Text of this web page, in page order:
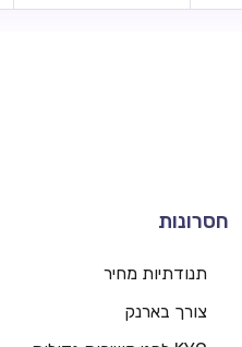
חסרונות
תנודתיות מחיר
צורך בארנק